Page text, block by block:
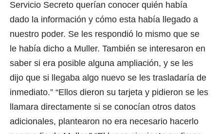
Servicio Secreto querían conocer quién había
dado la información y cómo esta había llegado a
nuestro poder. Se les respondió lo mismo que se
le había dicho a Muller. También se interesaron en
saber si era posible alguna ampliación, y se les
dijo que si llegaba algo nuevo se les trasladaría de
inmediato.” “Ellos dieron su tarjeta y pidieron se les
llamara directamente si se conocían otros datos
adicionales, plantearon no era necesario hacerlo